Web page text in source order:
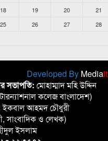
18 19 20 21
25 26 27 28
Developed By Mediait
সভাপতি: মোহাম্মাদ মহি উদ্দিন
কলেজ বাংলাদেশ)
ইকবাল আহমদ চৌধুরী
সাংবাদিক ও লেখক)
ইসলাম